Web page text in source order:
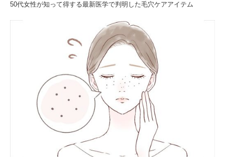
50代女性が知って得する最新医学で判明した毛穴ケアアイテム